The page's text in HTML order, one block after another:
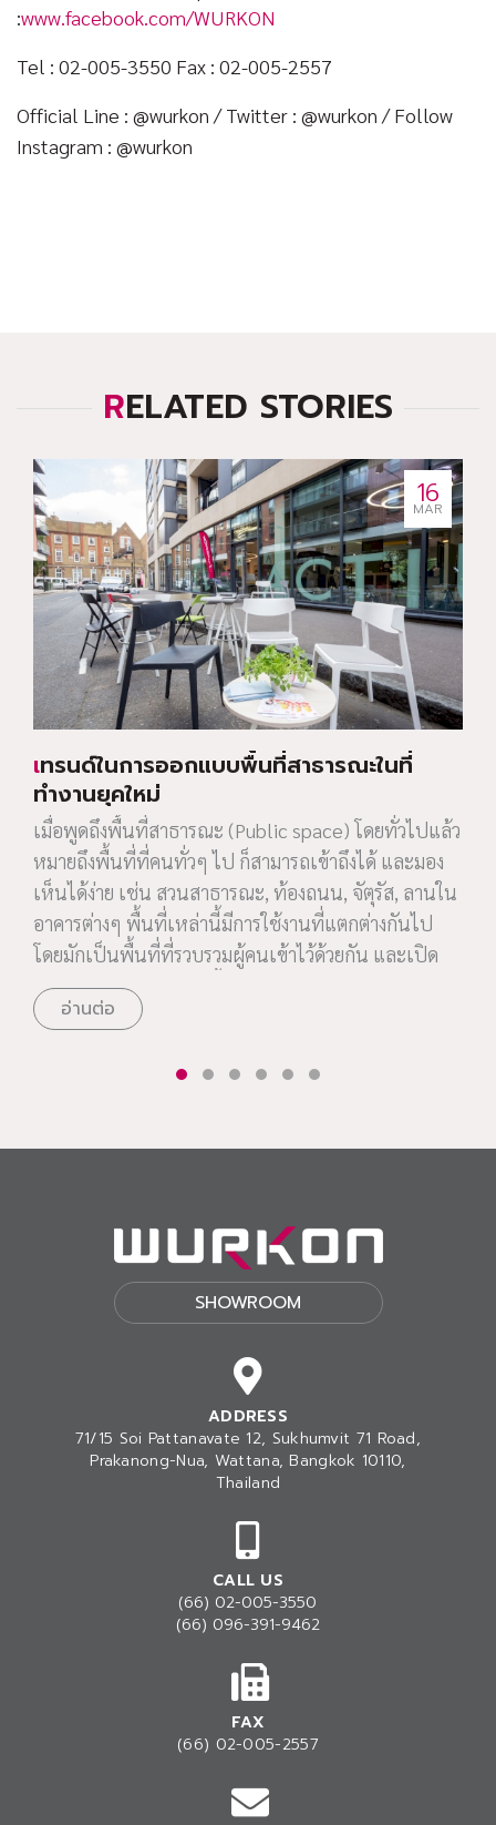
:www.facebook.com/WURKON
Tel : 02-005-3550 Fax : 02-005-2557
Official Line : @wurkon / Twitter : @wurkon / Follow
Instagram : @wurkon
RELATED STORIES
16
MAR
เทรนด์ในการออกแบบพื้นที่สาธารณะในที่
ทำงานยุคใหม่
เมื่อพูดถึงพื้นที่สาธารณะ (Public space) โดยทั่วไปแล้ว
หมายถึงพื้นที่ที่คนทั่วๆ ไป ก็สามารถเข้าถึงได้ และมอง
เห็นได้ง่าย เช่น สวนสาธารณะ, ท้องถนน, จัตุรัส, ลานใน
อาคารต่างๆ พื้นที่เหล่านี้มีการใช้งานที่แตกต่างกันไป
โดยมักเป็นพื้นที่ที่รวบรวมผู้คนเข้าไว้ด้วยกัน และเปิด
โอกาสให้พวกเขาเหล่านั้นประกอบกิจกรรมอัน
สร้างสรรค์และเปี่ยมชีวิตชีวาได้ ซึ่งในปัจจุบัน พื้นที่
และวิถีชีวิตการทำงานยุคใหม่เป็นอย่างมาก
อ่านต่อ
SHOWROOM
ADDRESS
71/15 Soi Pattanavate 12, Sukhumvit 71 Road,
Prakanong-Nua, Wattana, Bangkok 10110,
Thailand
CALL US
(66) 02-005-3550
(66) 096-391-9462
FAX
(66) 02-005-2557